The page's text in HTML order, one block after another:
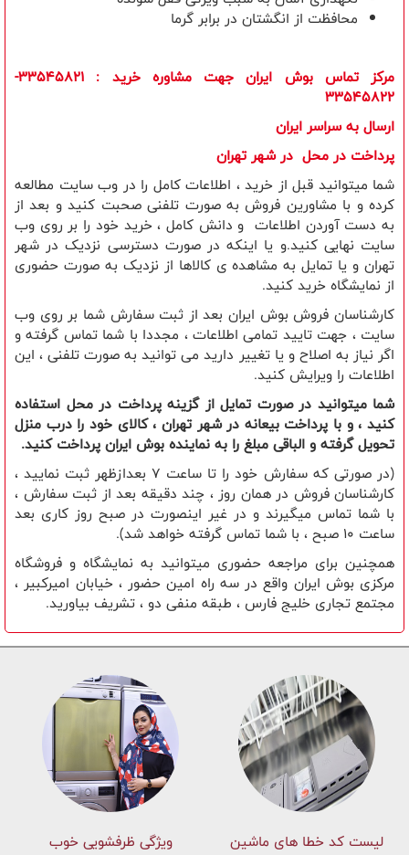
محافظت از انگشتان در برابر گرما
مرکز تماس بوش ایران جهت مشاوره خرید
: 33545821-
33545822
ارسال به سراسر ایران
​پرداخت در محل در شهر تهران
شما میتوانید قبل از خرید ، اطلاعات کامل را در وب سایت مطالعه
کرده و با مشاورین فروش به صورت تلفنی صحبت کنید و بعد از
به دست آوردن اطلاعات و دانش کامل ، خرید خود را بر روی وب
سایت نهایی کنید.و یا اینکه در صورت دسترسی نزدیک در شهر
تهران و یا تمایل به مشاهده ی کالاها از نزدیک به صورت حضوری
از نمایشگاه خرید کنید.
کارشناسان فروش بوش ایران بعد از ثبت سفارش شما بر روی وب
سایت ، جهت تایید تمامی اطلاعات ، مجددا با شما تماس گرفته و
اگر نیاز به اصلاح و یا تغییر دارید می توانید به صورت تلفنی ، این
اطلاعات را ویرایش کنید.
شما میتوانید در صورت تمایل از گزینه پرداخت در محل استفاده
کنید ، و با پرداخت بیعانه در شهر تهران ، کالای خود را درب منزل
تحویل گرفته و الباقی مبلغ را به نماینده بوش ایران پرداخت کنید.
(در صورتی که سفارش خود را تا ساعت 7 بعدازظهر ثبت نمایید ،
کارشناسان فروش در همان روز ، چند دقیقه بعد از ثبت سفارش ،
با شما تماس میگیرند و در غیر اینصورت در صبح روز کاری بعد
ساعت 10 صبح ، با شما تماس گرفته خواهد شد).
همچنین برای مراجعه حضوری میتوانید به نمایشگاه و فروشگاه
مرکزی بوش ایران واقع در سه راه امین حضور ، خیابان امیرکبیر ،
مجتمع تجاری خلیج فارس ، طبقه منفی دو ، تشریف بیاورید.
لیست کد خطا های ماشين
ویژگی ظرفشویی خوب